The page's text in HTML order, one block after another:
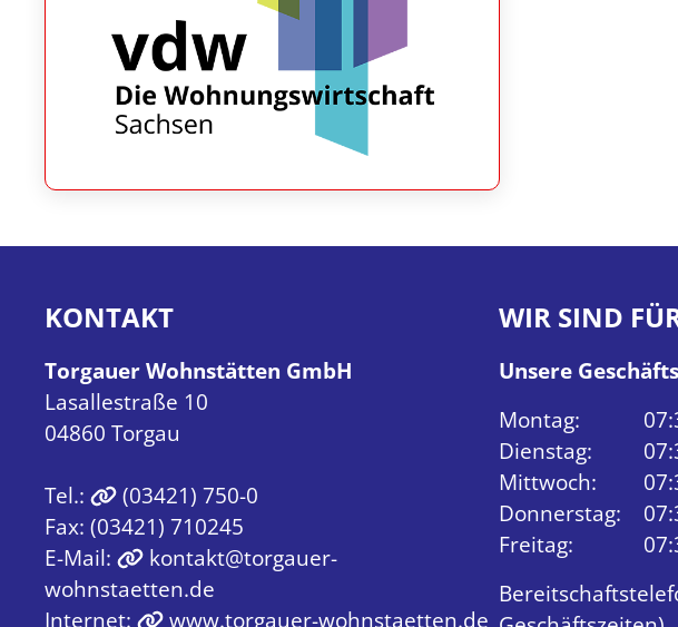
KONTAKT
Torgauer Wohnstätten GmbH
Lasallestraße 10
04860 Torgau
Tel.:
(03421) 750-0
Fax: (03421) 710245
E-Mail:
kontakt@torgauer-
wohnstaetten.de
Internet:
www.torgauer-wohnstaetten.de
WIR SIND
Unsere
Montag:
Dienstag:
Mittwoch:
Donnerstag:
Freitag: